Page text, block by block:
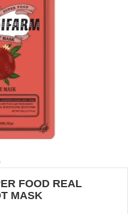
FOOD REAL
MASK